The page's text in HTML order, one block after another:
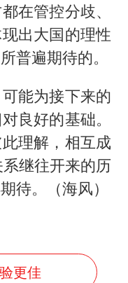
在管控分歧、
出大国的理性
普遍期待的。
能为接下来的
良好的基础。
理解，相互成
继往开来的历
待。（海风）
更佳